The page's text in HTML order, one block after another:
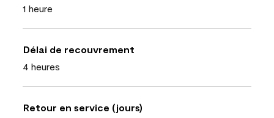
1 heure
Délai de recouvrement
4 heures
Retour en service (jours)